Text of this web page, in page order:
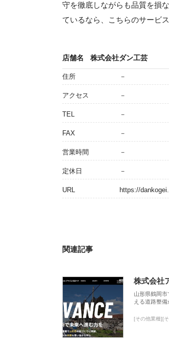
守を徹底しながらも品質を損
ているなら、こちらのサービ
店舗名 株式会社ダン工芸
住所 －
アクセス －
TEL －
FAX －
営業時間 －
定休日 －
URL https://
関連記事
株式会社
山形県鶴岡
える道路整
[その他業種][